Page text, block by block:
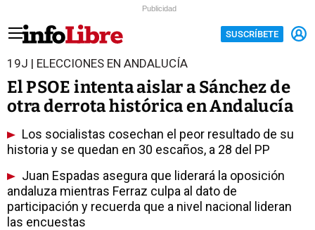
Publicidad
SUSCRÍBETE
19J | ELECCIONES EN ANDALUCÍA
El PSOE intenta aislar a Sánchez de
otra derrota histórica en Andalucía
Los socialistas cosechan el peor resultado de su
historia y se quedan en 30 escaños, a 28 del PP
Juan Espadas asegura que liderará la oposición
andaluza mientras Ferraz culpa al dato de
participación y recuerda que a nivel nacional lideran
las encuestas